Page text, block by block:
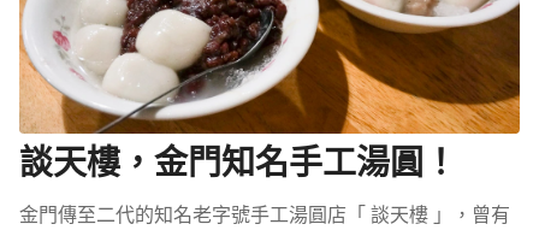
談天樓，金門知名手工湯圓！
金門傳至二代的知名老字號手工湯圓店「 談天樓 」，曾有